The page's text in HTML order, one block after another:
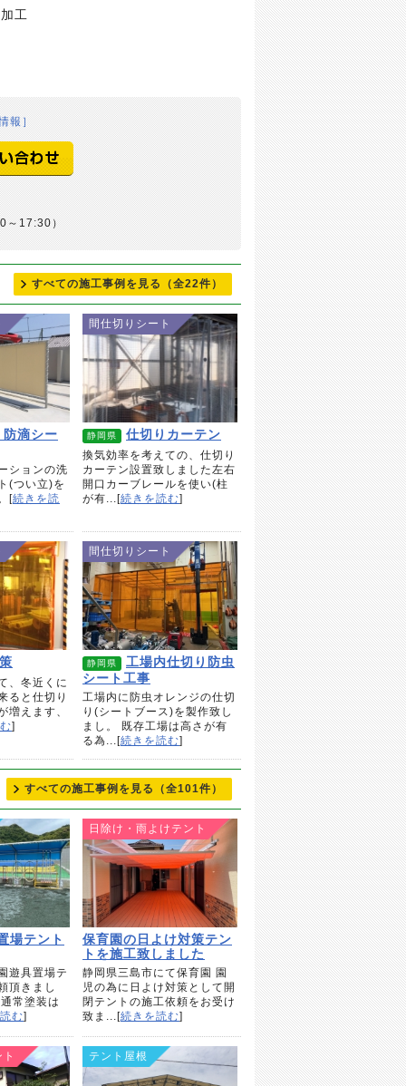
工
報］
～17:30）
すべての施工事例を見る （全22件）
滴シー
ションの洗
(つい立)を
[続きを読
間仕切りシート
静岡県 仕切りカーテン
換気効率を考えての、仕切り
カーテン設置致しました左右
開口カーブレールを使い(柱
が有...[続きを読む]
、冬近くに
ると仕切り
増えます、
]
間仕切りシート
静岡県
工場内仕切り防虫
シート工事
工場内に防虫オレンジの仕切
り(シートブース)を製作致し
まし。 既存工場は高さが有
る為...[続きを読む]
すべての施工事例を見る （全101件）
場テント
遊具置場テ
頂きまし
常塗装は
む]
日除け・雨よけテント
保育園の日よけ対策テン
トを施工致しました
静岡県三島市にて保育園 園
児の為に日よけ対策として開
閉テントの施工依頼をお受け
致ま...[続きを読む]
テント屋根